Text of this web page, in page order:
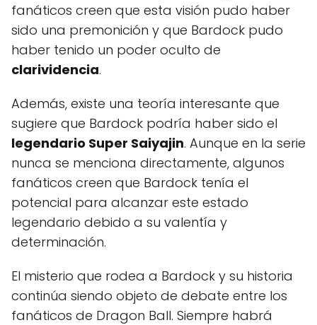
fanáticos creen que esta visión pudo haber
sido una premonición y que Bardock pudo
haber tenido un poder oculto de
clarividencia.
Además, existe una teoría interesante que
sugiere que Bardock podría haber sido el
legendario Super Saiyajin. Aunque en la serie
nunca se menciona directamente, algunos
fanáticos creen que Bardock tenía el
potencial para alcanzar este estado
legendario debido a su valentía y
determinación.
El misterio que rodea a Bardock y su historia
continúa siendo objeto de debate entre los
fanáticos de Dragon Ball. Siempre habrá